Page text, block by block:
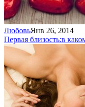
ЛюбовьЯнв 26, 2014
Первая близость:в